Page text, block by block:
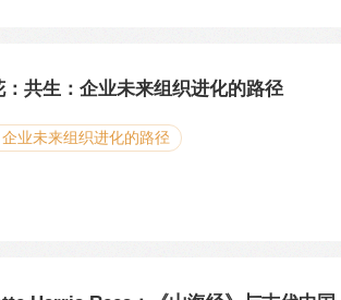
：共生：企业未来组织进化的路径
业未来组织进化的路径